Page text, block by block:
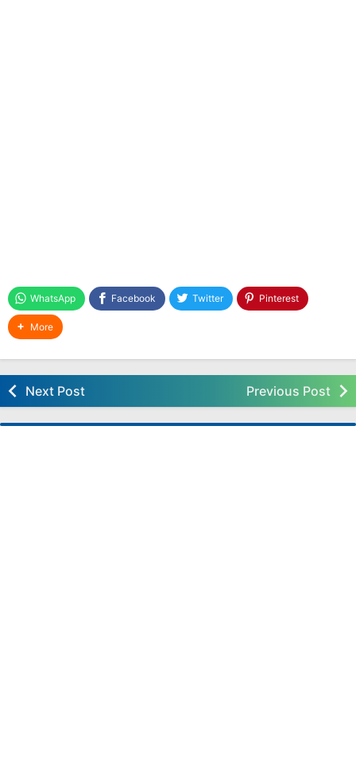
Deep Learning Kelas 4 SD FASE B Kurikulum
Nasional,
Download Aplikasi Perangkat Pembelajaran
Download Aplikasi Perangkat Pembelajaran
Deep Learning Kelas 2 SD FASE A Kurikulum
Nasional
WhatsApp Facebook Twitter Pinterest
More
Next Post Previous Post